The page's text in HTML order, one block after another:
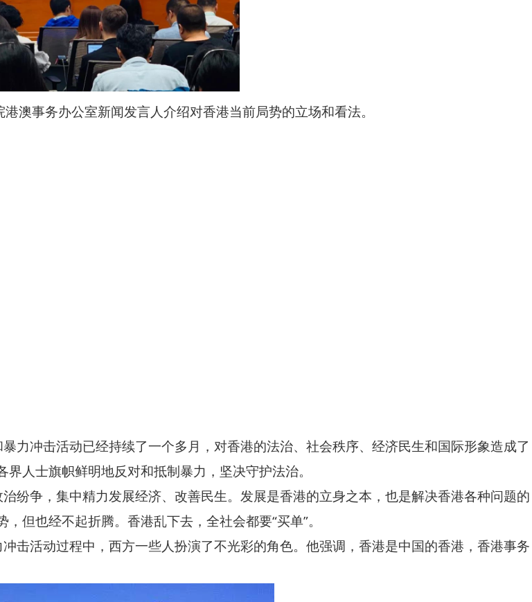
事务办公室新闻发言人介绍对香港当前局势的立场和看法。
力冲击活动已经持续了一个多月，对香港的法治、社会秩序、经济民生和国际形象造成了
人士旗帜鲜明地反对和抵制暴力，坚决守护法治。
纷争，集中精力发展经济、改善民生。发展是香港的立身之本，也是解决香港各种问题的
但也经不起折腾。香港乱下去，全社会都要“买单”。
击活动过程中，西方一些人扮演了不光彩的角色。他强调，香港是中国的香港，香港事务